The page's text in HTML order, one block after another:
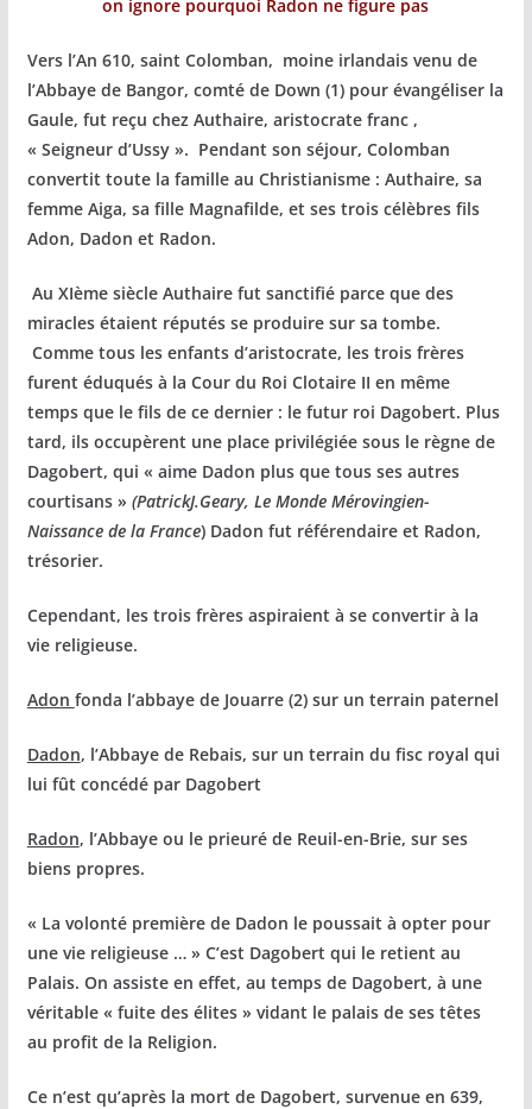
on ignore pourquoi Radon ne figure pas
Vers l’An 610, saint Colomban, moine irlandais venu de
l’Abbaye de Bangor, comté de Down (1) pour évangéliser la
Gaule, fut reçu chez Authaire, aristocrate franc ,
« Seigneur d’Ussy ». Pendant son séjour, Colomban
convertit toute la famille au Christianisme : Authaire, sa
femme Aiga, sa fille Magnafilde, et ses trois célèbres fils
Adon, Dadon et Radon.
Au XIème siècle Authaire fut sanctifié parce que des
miracles étaient réputés se produire sur sa tombe.
Comme tous les enfants d’aristocrate, les trois frères
furent éduqués à la Cour du Roi Clotaire II en même
temps que le fils de ce dernier : le futur roi Dagobert. Plus
tard, ils occupèrent une place privilégiée sous le règne de
Dagobert, qui « aime Dadon plus que tous ses autres
courtisans » (PatrickJ.Geary, Le Monde Mérovingien-
Naissance de la France) Dadon fut référendaire et Radon,
trésorier.
Cependant, les trois frères aspiraient à se convertir à la
vie religieuse.
Adon fonda l’abbaye de Jouarre (2) sur un terrain paternel
Dadon, l’Abbaye de Rebais, sur un terrain du fisc royal qui
lui fût concédé par Dagobert
Radon, l’Abbaye ou le prieuré de Reuil-en-Brie, sur ses
biens propres.
« La volonté première de Dadon le poussait à opter pour
une vie religieuse … » C’est Dagobert qui le retient au
Palais. On assiste en effet, au temps de Dagobert, à une
véritable « fuite des élites » vidant le palais de ses têtes
au profit de la Religion.
Ce n’est qu’après la mort de Dagobert, survenue en 639,